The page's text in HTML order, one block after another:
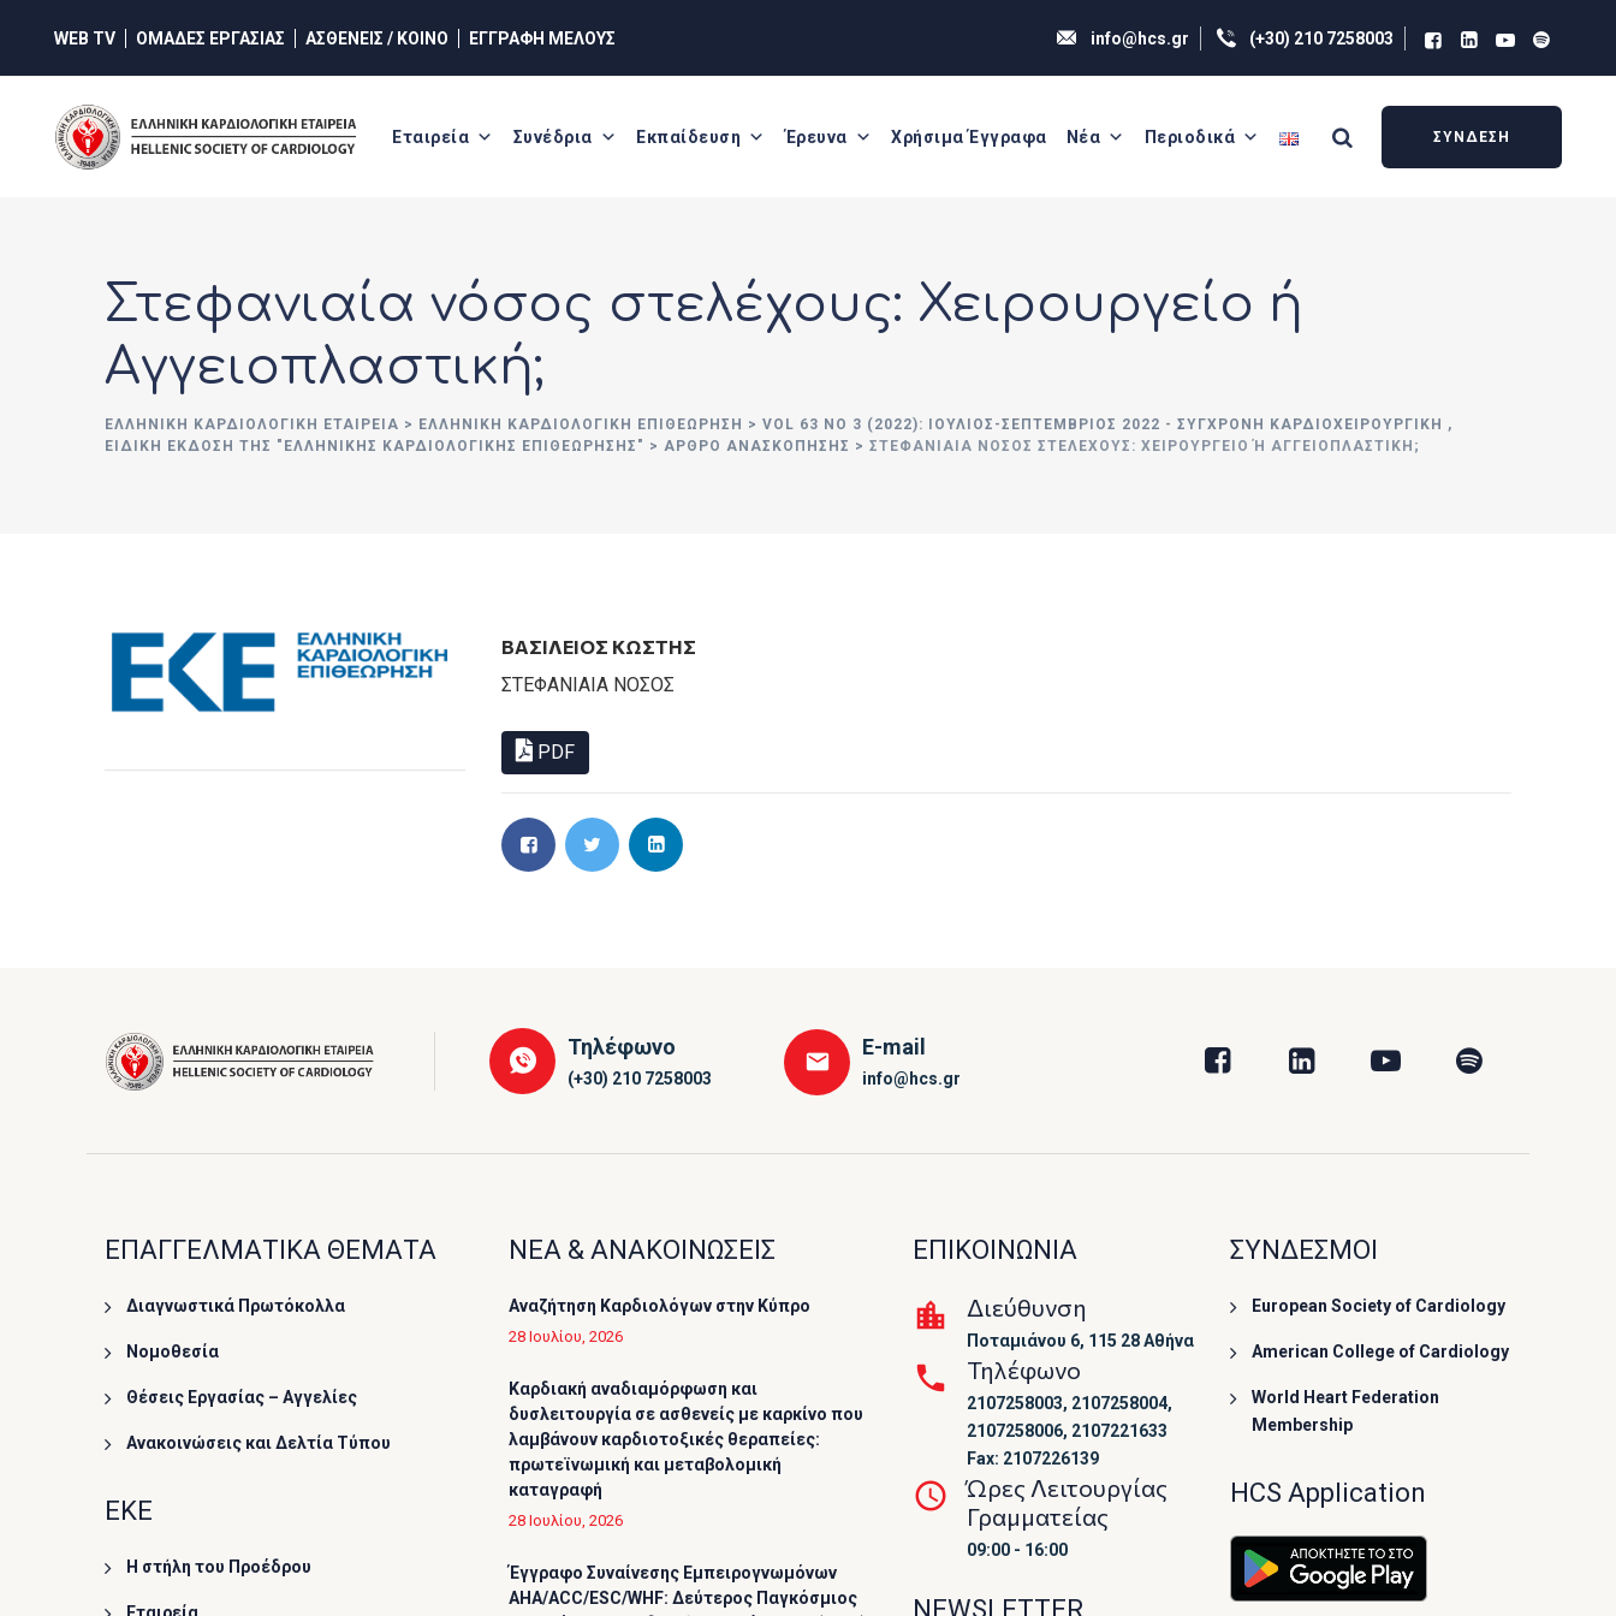
content
WEB TV ΟΜΑΔΕΣ ΕΡΓΑΣΙΑΣ ΑΣΘΕΝΕΙΣ / ΚΟΙΝΟ ΕΓΓΡΑΦΗ ΜΕΛΟΥΣ info@hcs.gr (+30) 210 7258003
Εταιρεία Συνέδρια Εκπαίδευση Έρευνα Χρήσιμα Έγγραφα Νέα Περιοδικά ΣΥΝΔΕΣΗ
Στεφανιαία νόσος στελέχους: Χειρουργείο ή
Αγγειοπλαστική;
ΕΛΛΗΝΙΚΉ ΚΑΡΔΙΟΛΟΓΙΚΉ ΕΤΑΙΡΕΊΑ > ΕΛΛΗΝΙΚΗ ΚΑΡΔΙΟΛΟΓΙΚΗ ΕΠΙΘΕΩΡΗΣΗ > VOL 63 NO 3 (2022): ΙΟΥΛΙΟΣ-ΣΕΠΤΕΜΒΡΙΟΣ 2022 - ΣΥΓΧΡΟΝΗ ΚΑΡΔΙΟΧΕΙΡΟΥΡΓΙΚΗ ,
ΕΙΔΙΚΉ ΈΚΔΟΣΗ ΤΗΣ "ΕΛΛΗΝΙΚΉΣ ΚΑΡΔΙΟΛΟΓΙΚΉΣ ΕΠΙΘΕΏΡΗΣΗΣ" > ΑΡΘΡΟ ΑΝΑΣΚΟΠΗΣΗΣ > ΣΤΕΦΑΝΙΑΊΑ ΝΌΣΟΣ ΣΤΕΛΈΧΟΥΣ: ΧΕΙΡΟΥΡΓΕΊΟ Ή ΑΓΓΕΙΟΠΛΑΣΤΙΚΉ;
ΒΑΣΙΛΕΙΟΣ ΚΩΣΤΗΣ
ΣΤΕΦΑΝΙΑΙΑ ΝΟΣΟΣ
PDF
Τηλέφωνο
(+30) 210 7258003
E-mail
info@hcs.gr
ΕΠΑΓΓΕΛΜΑΤΙΚΑ ΘΕΜΑΤΑ
Διαγνωστικά Πρωτόκολλα
Νομοθεσία
Θέσεις Εργασίας – Αγγελίες
Ανακοινώσεις και Δελτία Τύπου
ΕΚΕ
Η στήλη του Προέδρου
ΝΕΑ & ΑΝΑΚΟΙΝΩΣΕΙΣ
Αναζήτηση Καρδιολόγων στην Κύπρο
28 Ιουλίου, 2026
Καρδιακή αναδιαμόρφωση και
δυσλειτουργία σε ασθενείς με καρκίνο που
λαμβάνουν καρδιοτοξικές θεραπείες:
πρωτεϊνωμική και μεταβολομική
καταγραφή
28 Ιουλίου, 2026
Έγγραφο Συναίνεσης Εμπειρογνωμόνων
AHA/ACC/ESC/WHF: Δεύτερος Παγκόσμιος
ΕΠΙΚΟΙΝΩΝΙΑ
Διεύθυνση
Ποταμιάνου 6, 115 28 Αθήνα
Τηλέφωνο
2107258003, 2107258004,
2107258006, 2107221633
Fax: 2107226139
Ώρες Λειτουργίας
Γραμματείας
09:00 - 16:00
NEWSLETTER
ΣΥΝΔΕΣΜΟΙ
European Society of Cardiology
American College of Cardiology
World Heart Federation
Membership
HCS Application